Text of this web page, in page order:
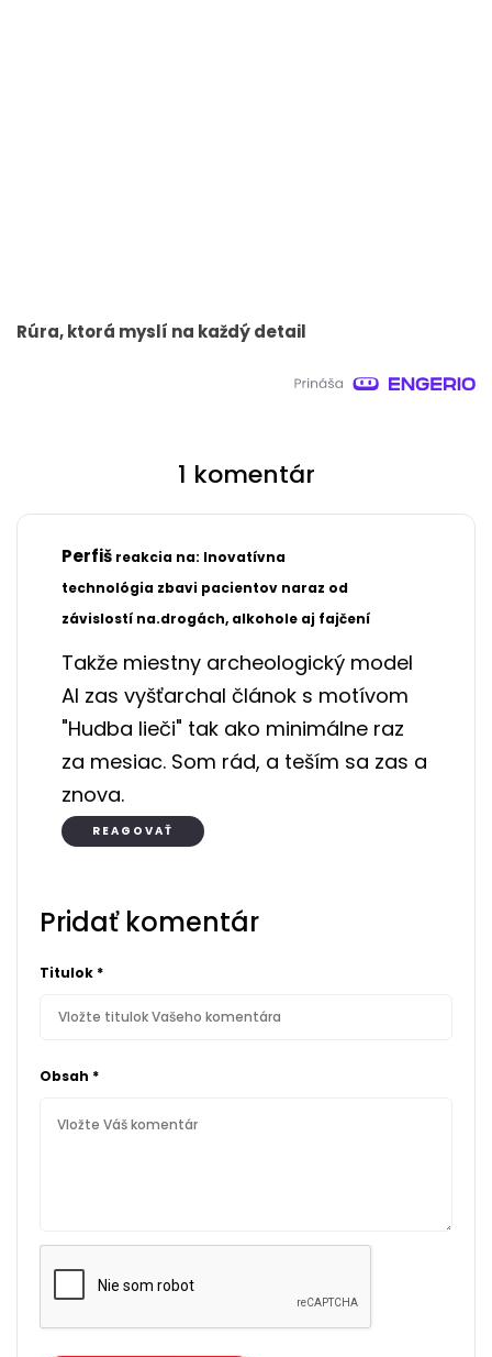
Rúra, ktorá myslí na každý detail
1 komentár
Perfiš reakcia na: Inovatívna
technológia zbavi pacientov naraz od
závislostí na.drogách, alkohole aj fajčení
Takže miestny archeologický model
AI zas vyšťarchal článok s motívom
"Hudba lieči" tak ako minimálne raz
za mesiac. Som rád, a teším sa zas a
znova.
REAGOVAŤ
Pridať komentár
Titulok *
Obsah *